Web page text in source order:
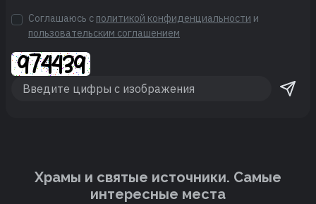
Соглашаюсь с политикой конфиденциальности и
пользовательским соглашением
Храмы и святые источники. Cамые
интересные места